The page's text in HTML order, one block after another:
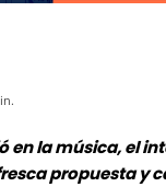
en la música, el
propuesta y